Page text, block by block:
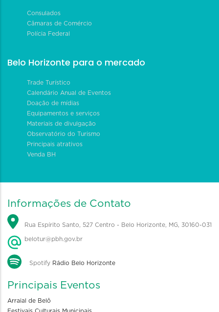
Consulados
Câmaras de Comércio
Polícia Federal
Belo Horizonte para o mercado
Trade Turístico
Calendário Anual de Eventos
Doação de mídias
Equipamentos e serviços
Materiais de divulgação
Observatório do Turismo
Principais atrativos
Venda BH
Informações de Contato
Rua Espírito Santo, 527 Centro - Belo Horizonte, MG, 30160-031
belotur@pbh.gov.br
Spotify Rádio Belo Horizonte
Principais Eventos
Arraial de Belô
Festivais Culturais Municipais